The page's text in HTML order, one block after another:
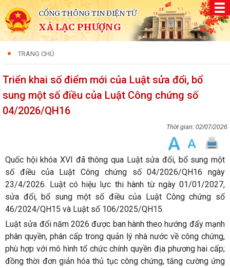
CỔNG THÔNG TIN ĐIỆN TỬ
XÃ LẠC PHƯỢNG
TRANG CHỦ
Triển khai số điểm mới của Luật sửa đổi, bổ
sung một số điều của Luật Công chứng số
04/2026/QH16
02/07/2026
Quốc hội khóa XVI đã thông qua Luật sửa đổi, bổ sung một
số điều của Luật Công chứng số 04/2026/QH16 ngày
23/4/2026. Luật có hiệu lực thi hành từ ngày 01/01/2027,
sửa đổi, bổ sung một số điều của Luật Công chứng số
46/2024/QH15 và Luật số 106/2025/QH15.
Luật sửa đổi năm 2026 được ban hành theo hướng đẩy mạnh
phân quyền, phân cấp trong quản lý nhà nước về công chứng,
phù hợp với mô hình tổ chức chính quyền địa phương hai cấp;
đồng thời đơn giản hóa thủ tục công chứng, tăng cường ứng